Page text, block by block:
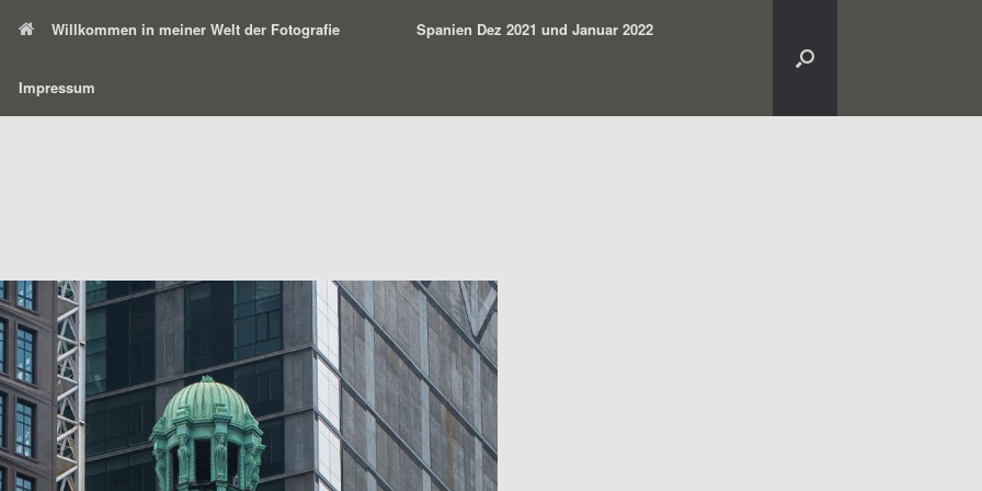
Willkommen in meiner Welt der Fotografie Spanien Dez 2021 und Januar 2022
Impressum